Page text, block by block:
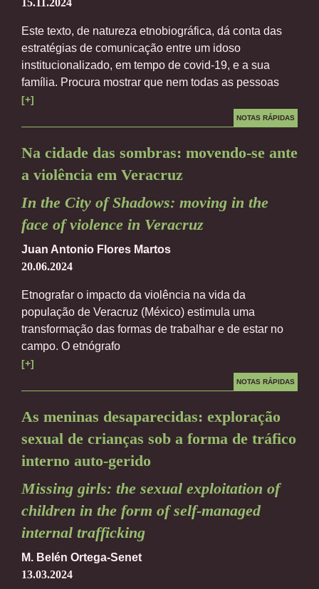
15.11.2024
Este texto, de natureza etnobiográfica, dá conta das
estratégias de comunicação entre um idoso
institucionalizado, em tempo de covid-19, e a sua
família. Procura mostrar que nem todas as pessoas
[+]
NOTAS RÁPIDAS
Na cidade das sombras: movendo-se ante
a violência em Veracruz
In the City of Shadows: moving in the
face of violence in Veracruz
Juan Antonio Flores Martos
20.06.2024
Etnografar o impacto da violência na vida da
população de Veracruz (México) estimula uma
transformação das formas de trabalhar e de estar no
campo. O etnógrafo
[+]
NOTAS RÁPIDAS
As meninas desaparecidas: exploração
sexual de crianças sob a forma de tráfico
interno auto-gerido
Missing girls: the sexual exploitation of
children in the form of self-managed
internal trafficking
M. Belén Ortega-Senet
13.03.2024